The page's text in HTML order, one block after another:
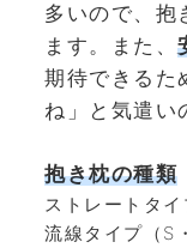
多いので、抱
ます。また、
期待できるた
ね」と気遣い
抱き枕の種類
ストレートタイ
流線タイプ（S